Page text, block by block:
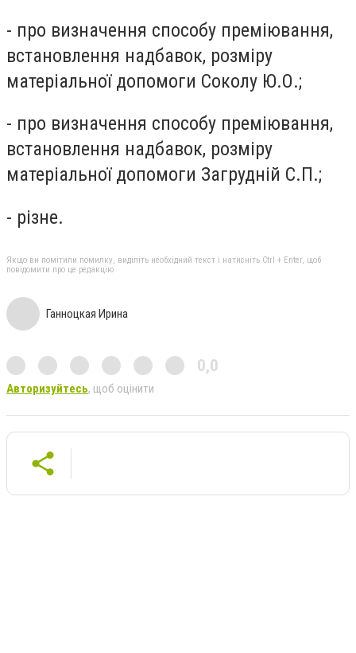
- про визначення способу преміювання,
встановлення надбавок, розміру
матеріальної допомоги Соколу Ю.О.;
- про визначення способу преміювання,
встановлення надбавок, розміру
матеріальної допомоги Загрудній С.П.;
- різне.
Якщо ви помітили помилку, виділіть необхідний текст і натисніть Ctrl + Enter, щоб
повідомити про це редакцію
Ганноцкая Ирина
0,0
Авторизуйтесь, щоб оцінити